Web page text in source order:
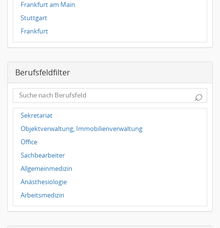
Frankfurt am Main
Stuttgart
Frankfurt
Dresden
Leipzig
Dortmund
Wuppertal
Würzburg
Grünwald
Ulm
Bielefeld
Hannover
Duisburg
Berufsfeldfilter
⌕
Sekretariat
Objektverwaltung, Immobilienverwaltung
Office
Sachbearbeiter
Allgemeinmedizin
Anästhesiologie
Arbeitsmedizin
Augenheilkunde